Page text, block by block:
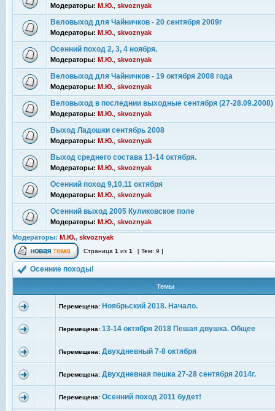
Модераторы: М.Ю. skvoznyak
Веловыход для Чайничков - 20 сентября 2009г
Модераторы: М.Ю. skvoznyak
Осенний поход 2, 3, 4 ноября.
Модераторы: М.Ю. skvoznyak
Веловыход для Чайничков - 19 октября 2008 года
Модераторы: М.Ю. skvoznyak
Веловыход в последнии выходные сентября (27-28.09.2008)
Модераторы: М.Ю. skvoznyak
Выход Ладошки сентябрь 2008
Модераторы: М.Ю. skvoznyak
Выход среднего состава 13-14 октября.
Модераторы: М.Ю. skvoznyak
Осенний поход 9,10,11 октября
Модераторы: М.Ю. skvoznyak
Осенний выход 2005 Куликовское поле
Модераторы: М.Ю. skvoznyak
Модераторы: М.Ю., skvoznyak
Страница 1 из 1 [ Тем: 9 ]
Осенние походы!
Темы
Перемещена: Ноябрьский 2018. Начало.
Перемещена: 13-14 октября 2018 Пешая двушка. Общее
Перемещена: Двухдневный 7-8 октября
Перемещена: Двухдневная пешка 27-28 сентября 2014г.
Перемещена: Осенний поход 2011 будет!